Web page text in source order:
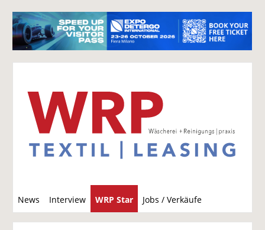
News Interview WRP Star Jobs / Verkäufe
u
c